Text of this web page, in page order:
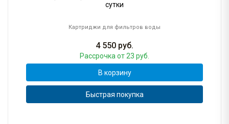
сутки
Картриджи для фильтров воды
4 550 руб.
Рассрочка от 23 руб.
В корзину
Быстрая покупка